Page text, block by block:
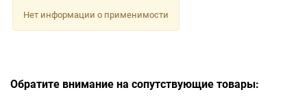
Нет информации о применимости
Обратите внимание на сопутствующие товары: